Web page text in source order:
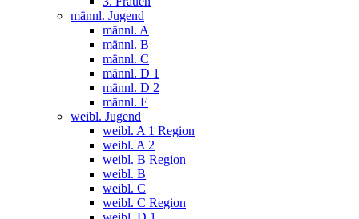
männl. Jugend
männl. A
männl. B
männl. C
männl. D 1
männl. D 2
männl. E
weibl. Jugend
weibl. A 1 Region
weibl. A 2
weibl. B Region
weibl. B
weibl. C
weibl. C Region